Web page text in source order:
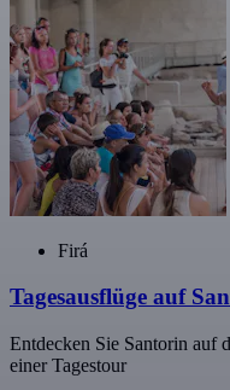
Firá
Tagesausflüge auf
Entdecken Sie Santorin auf
einer Tagestour